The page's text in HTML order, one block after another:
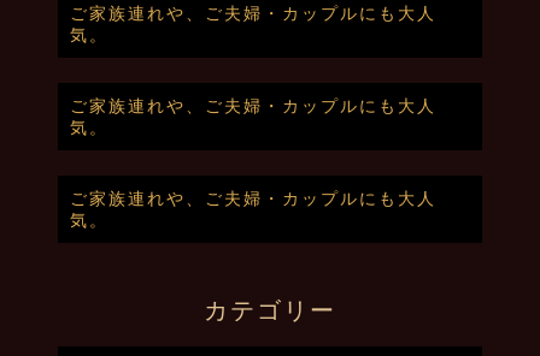
ご家族連れや、ご夫婦・カップルにも大人
気。
ご家族連れや、ご夫婦・カップルにも大人
気。
ご家族連れや、ご夫婦・カップルにも大人
気。
カテゴリー